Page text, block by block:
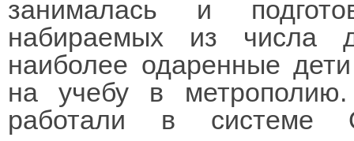
занималась и
набираемых из числа
наиболее одаренные
на учебу в
работали в системе